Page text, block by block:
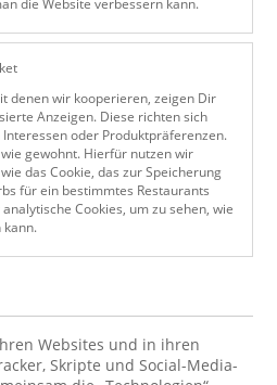
die Website verbessern kann.
denen wir kooperieren, zeigen Dir
Anzeigen. Diese richten sich
oder Produktpräferenzen.
gewohnt. Hierfür nutzen wir
das Cookie, das zur Speicherung
für ein bestimmtes Restaurants
Cookies, um zu sehen, wie
kann.
Websites und in ihren
Skripte und Social-Media-